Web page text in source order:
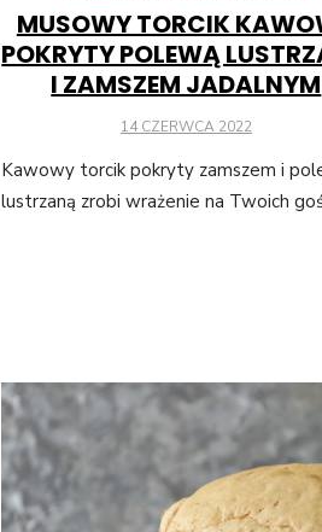
MUSOWY TORCIK
POKRYTY POLEWĄ
I ZAMSZEM JADALNYM
POSTED
14 CZERWCA 2022
Kawowy torcik pokryty zamszem i
lustrzaną zrobi wrażenie na Twoich